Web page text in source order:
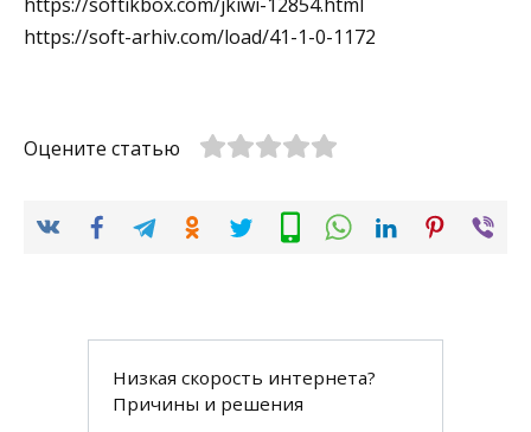
https://soft-arhiv.com/load/41-1-0-1172
Оцените статью
Низкая скорость интернета?
Причины и решения